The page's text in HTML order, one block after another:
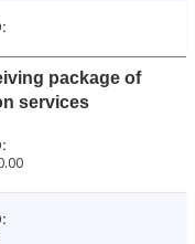
package of
services